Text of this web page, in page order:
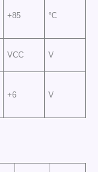
+85 °C
VCC V
+6 V